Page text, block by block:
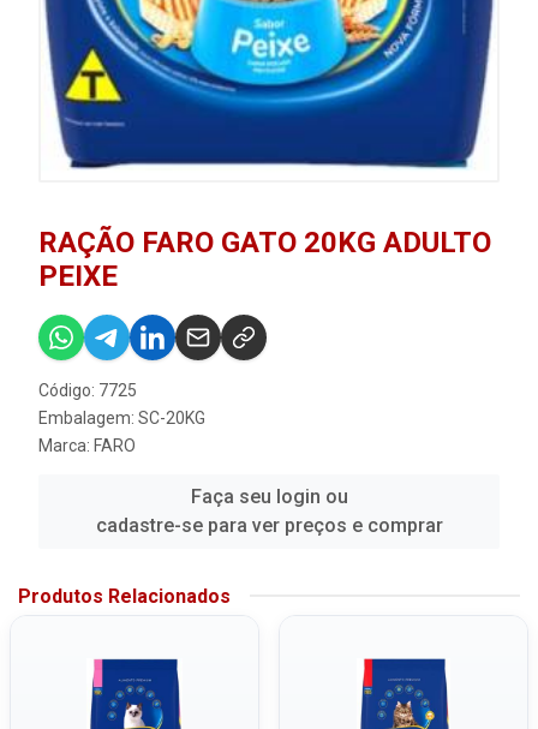
RAÇÃO FARO GATO 20KG ADULTO
PEIXE
Código: 7725
Embalagem: SC-20KG
Marca: FARO
Faça seu login ou
cadastre-se para ver preços e comprar
Produtos Relacionados